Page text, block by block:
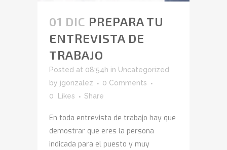
01 DIC PREPARA TU
ENTREVISTA DE
TRABAJO
Posted at 08:54h in Uncategorized
by jgonzalez
0 Comments
0
Likes Share
En toda entrevista de trabajo hay que
demostrar que eres la persona
indicada para el puesto y muy